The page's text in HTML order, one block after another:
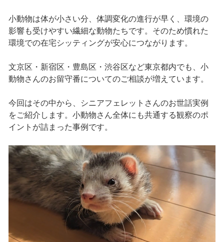
小動物は体が小さい分、体調変化の進行が早く、環境の
影響も受けやすい繊細な動物たちです。そのため慣れた
環境での在宅シッティングが安心につながります。
文京区・新宿区・豊島区・渋谷区など東京都内でも、小
動物さんのお留守番についてのご相談が増えています。
今回はその中から、シニアフェレットさんのお世話実例
をご紹介します。小動物さん全体にも共通する観察のポ
イントが詰まった事例です。